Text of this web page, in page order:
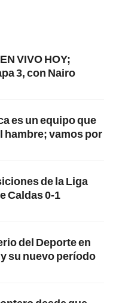
VIVO HOY;
3, con Nairo
es un equipo que
hambre; vamos por
de la Liga
Caldas 0-1
del Deporte en
su nuevo período